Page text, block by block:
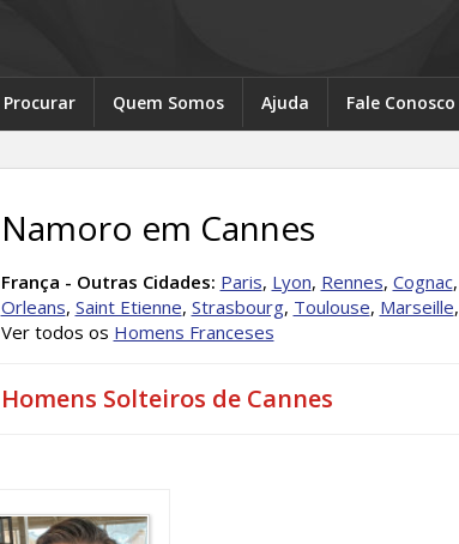
Procurar Quem Somos Ajuda Fale Conosco
Namoro em Cannes
França - Outras Cidades: Paris, Lyon, Rennes, Cognac,
Orleans, Saint Etienne, Strasbourg, Toulouse, Marseille,
Ver todos os Homens Franceses
Homens Solteiros de Cannes